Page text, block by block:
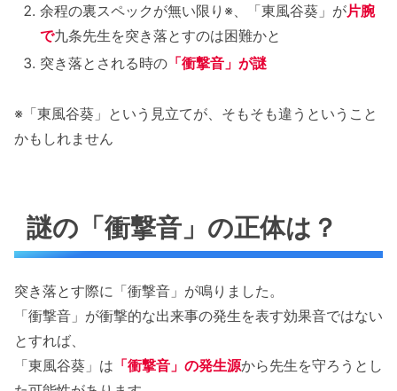
余程の裏スペックが無い限り※、「東風谷葵」が片腕
で九条先生を突き落とすのは困難かと
突き落とされる時の 「衝撃音」が謎
※「東風谷葵」という見立てが、そもそも違うということ
かもしれません
謎の「衝撃音」の正体は？
突き落とす際に「衝撃音」が鳴りました。
「衝撃音」が衝撃的な出来事の発生を表す効果音ではない
とすれば、
「東風谷葵」は 「衝撃音」の発生源から先生を守ろうとし